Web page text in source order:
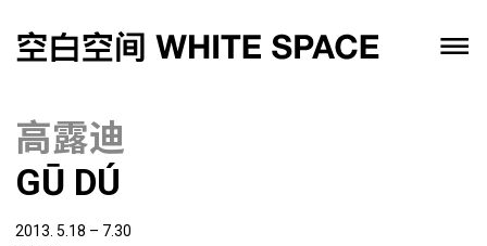
高露迪
GŪ DÚ
2013. 5.18 – 7.30